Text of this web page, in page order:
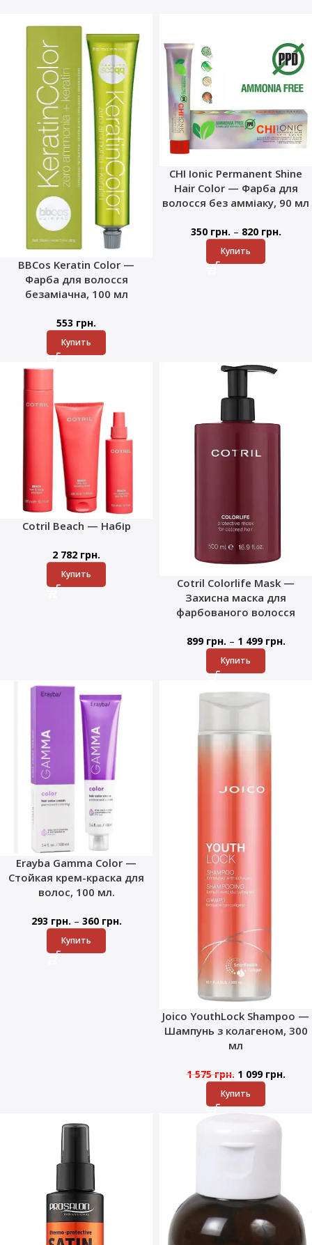
BBCos Keratin Color —
Фарба для волосся
безаміачна, 100 мл
553 грн.
Купить
CHI Ionic Permanent Shine
Hair Color — Фарба для
волосся без амміаку, 90 мл
350 грн. – 820 грн.
Купить
Cotril Beach — Набір
2 782 грн.
Купить
Cotril Colorlife Mask —
Захисна маска для
фарбованого волосся
899 грн. – 1 499 грн.
Купить
Erayba Gamma Color —
Стойкая крем-краска для
волос, 100 мл.
293 грн. – 360 грн.
Купить
Joico YouthLock Shampoo —
Шампунь з колагеном, 300
мл
1 575грн. 1 099 грн.
Купить